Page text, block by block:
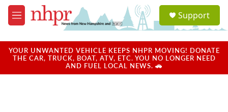
Skip to main content
M
e
u
a
u
Support
YOUR UNWANTED VEHICLE KEEPS NHPR MOVING! DONATE
THE CAR, TRUCK, BOAT, ATV, ETC. YOU NO LONGER NEED
AND FUEL LOCAL NEWS. 🚗